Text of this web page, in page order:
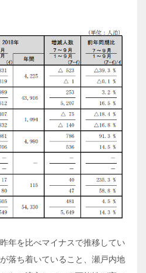
年を比べマイナスで推移してい
落ち着いていること、瀬戸内地